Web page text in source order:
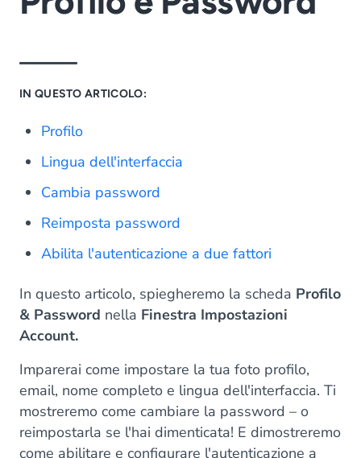
IN QUESTO ARTICOLO:
Profilo
Lingua dell'interfaccia
Cambia password
Reimposta password
Abilita l'autenticazione a due fattori
In questo articolo, spiegheremo la scheda Profilo
& Password nella Finestra Impostazioni
Account.
Imparerai come impostare la tua foto profilo,
email, nome completo e lingua dell'interfaccia. Ti
mostreremo come cambiare la password – o
reimpostarla se l'hai dimenticata! E dimostreremo
come abilitare e configurare l'autenticazione a